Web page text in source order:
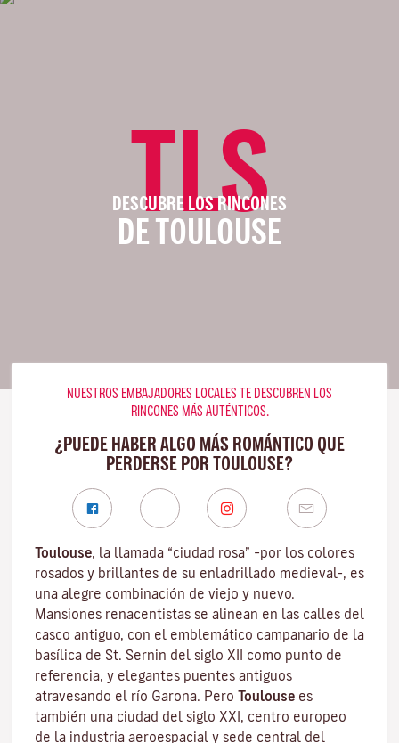
TLS
DESCUBRE LOS RINCONES
DE TOULOUSE
NUESTROS EMBAJADORES LOCALES TE DESCUBREN LOS
RINCONES MÁS AUTÉNTICOS.
¿PUEDE HABER ALGO MÁS ROMÁNTICO QUE
PERDERSE POR TOULOUSE?
Toulouse, la llamada “ciudad rosa” –por los colores
rosados y brillantes de su enladrillado medieval–, es
una alegre combinación de viejo y nuevo.
Mansiones renacentistas se alinean en las calles del
casco antiguo, con el emblemático campanario de la
basílica de St. Sernin del siglo XII como punto de
referencia, y elegantes puentes antiguos
atravesando el río Garona. Pero Toulouse es
también una ciudad del siglo XXI, centro europeo
de la industria aeroespacial y sede central del